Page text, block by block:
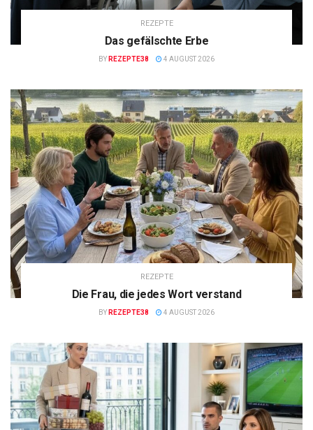
REZEPTE
Das gefälschte Erbe
BY REZEPTE38 4 AUGUST 2026
REZEPTE
Die Frau, die jedes Wort verstand
BY REZEPTE38 4 AUGUST 2026